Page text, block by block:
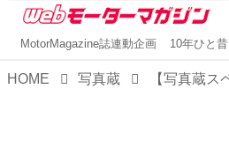
MotorMagazine誌連動企画 10年ひと昔
HOME 写真蔵